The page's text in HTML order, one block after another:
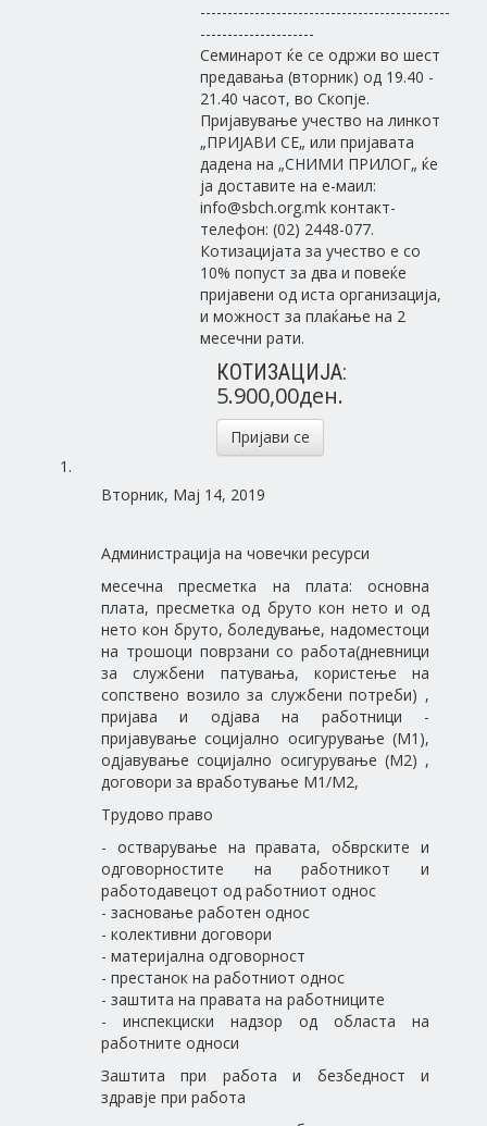
----------------------------------------------
---------------------
Семинарот ќе се одржи во шест
предавања (вторник) од 19.40 -
21.40 часот, во Скопје.
Пријавување учество на линкот
„ПРИЈАВИ СЕ„ или пријавата
дадена на „СНИМИ ПРИЛОГ„ ќе
ja доставите на е-маил:
info@sbch.org.mk контакт-
телефон: (02) 2448-077.
Котизацијата за учество е со
10% попуст за два и повеќе
пријавени од иста организација,
и можност за плаќање на 2
месечни рати.
КОТИЗАЦИЈА:
5.900,00ден.
Пријави се
Вторник, Мај 14, 2019
Администрација на човечки ресурси
месечна пресметка на плата: основна
плата, пресметка од бруто кон нето и од
нето кон бруто, боледување, надоместоци
на трошоци поврзани со работа(дневници
за службени патувања, користење на
сопствено возило за службени потреби) ,
пријава и одјава на работници -
пријавување социјално осигурување (М1),
одјавување социјално осигурување (М2) ,
договори за вработување М1/М2,
Трудово право
- остварување на правата, обврските и
одговорностите на работникот и
работодавецот од работниот однос
- засновање работен однос
- колективни договори
- материјална одговорност
- престанок на работниот однос
- заштита на правата на работниците
- инспекциски надзор од областа на
работните односи
Заштита при работа и безбедност и
здравје при работа